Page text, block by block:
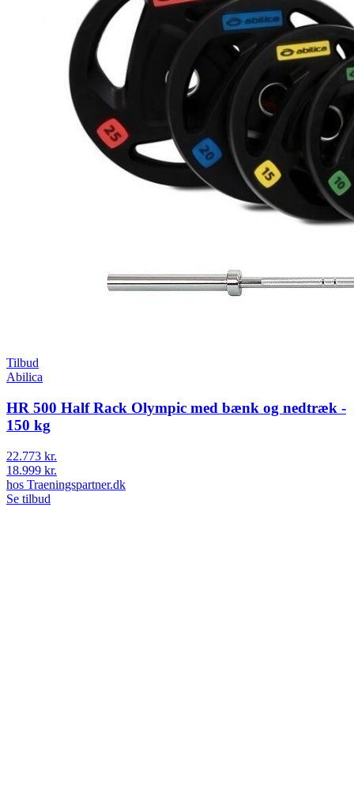
Tilbud
Abilica
HR 500 Half Rack Olympic med bænk og nedtræk -
150 kg
22.773 kr.
18.999 kr.
hos Traeningspartner.dk
Se tilbud